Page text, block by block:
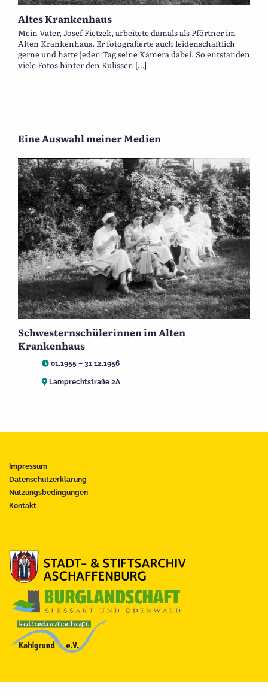
Altes Krankenhaus
Mein Vater, Josef Fietzek, arbeitete damals als Pförtner im
Alten Krankenhaus. Er fotografierte auch leidenschaftlich
gerne und hatte jeden Tag seine Kamera dabei. So entstanden
viele Fotos hinter den Kulissen […]
Eine Auswahl meiner Medien
Schwesternschülerinnen im Alten
Krankenhaus
01.1955 – 31.12.1956
Lamprechtstraße 2A
Impressum
Datenschutzerklärung
Nutzungsbedingungen
Kontakt